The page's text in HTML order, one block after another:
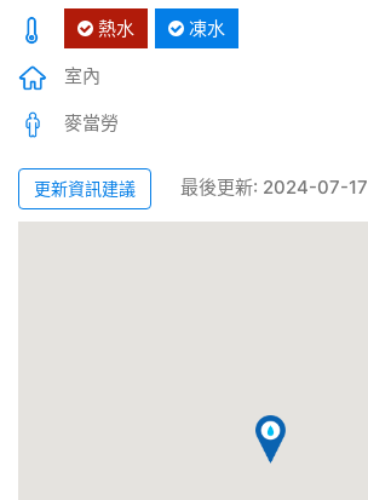
熱水 凍水
室內
麥當勞
更新資訊建議 最後更新: 2024-07-17